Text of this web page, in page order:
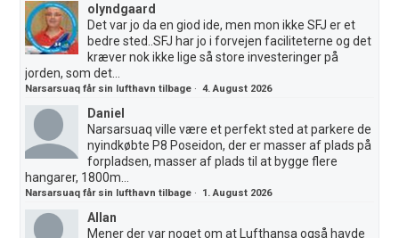
olyndgaard
Det var jo da en giod ide, men mon ikke SFJ er et
bedre sted..SFJ har jo i forvejen faciliteterne og det
kræver nok ikke lige så store investeringer på
jorden, som det...
Narsarsuaq får sin lufthavn tilbage ·4. August 2026
Daniel
Narsarsuaq ville være et perfekt sted at parkere de
nyindkøbte P8 Poseidon, der er masser af plads på
forpladsen, masser af plads til at bygge flere
hangarer, 1800m...
Narsarsuaq får sin lufthavn tilbage · 1. August 2026
Allan
Mener der var noget om at Lufthansa også havde